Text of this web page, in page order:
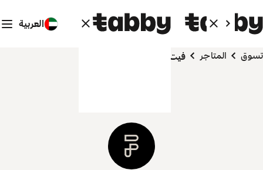
العربية
تسوق المتاجر فيت لاب